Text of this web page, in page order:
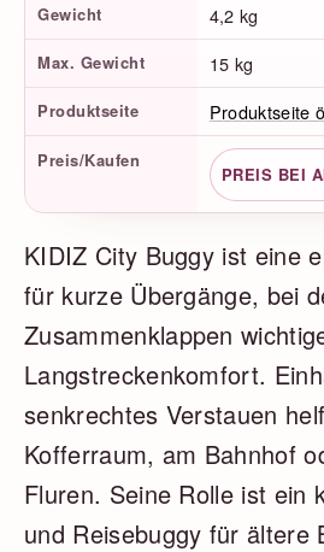
Gewicht 4,2 kg
Max. Gewicht 15 kg
Produktseite Produktseite
Preis/Kaufen
PREIS BEI
KIDIZ City Buggy ist eine
für kurze Übergänge, bei
Zusammenklappen
Langstreckenkomfort.
senkrechtes Verstauen
Kofferraum, am Bahnhof
Fluren. Seine Rolle ist ein
und Reisebuggy für ältere